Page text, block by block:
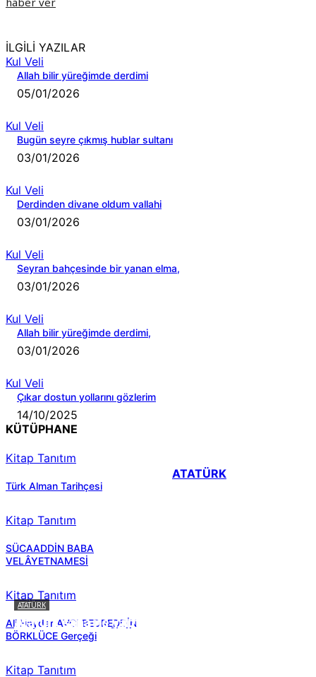
İLGİLİ YAZILAR
Kul Veli
Allah bilir yüreğimde derdimi
05/01/2026
Kul Veli
Bugün seyre çıkmış hublar sultanı
03/01/2026
Kul Veli
Derdinden divane oldum vallahi
03/01/2026
Kul Veli
Seyran bahçesinde bir yanan elma,
03/01/2026
Kul Veli
Allah bilir yüreğimde derdimi,
03/01/2026
Kul Veli
Çıkar dostun yollarını gözlerim
14/10/2025
KÜTÜPHANE
Kitap Tanıtım
Türk Alman Tarihçesi
Kitap Tanıtım
SÜCAADDİN BABA
VELÂYETNAMESİ
Kitap Tanıtım
Ali Haydar AVCI BEDREDDİN
BÖRKLÜCE Gerçeği
Kitap Tanıtım
ATATÜRK
ATATÜRK
Atatürk sana ne yaptı?